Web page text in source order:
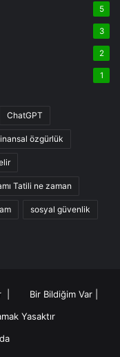
5
3
2
1
ChatGPT
özgürlük
Tatili ne zaman
sosyal güvenlik
| Bir Bildiğim Var
Yasaktır